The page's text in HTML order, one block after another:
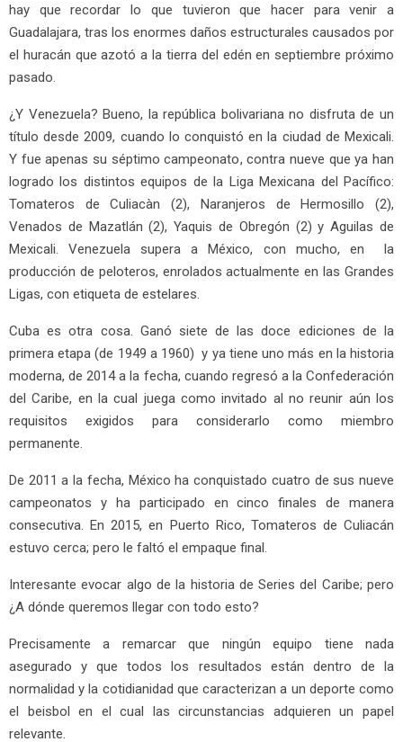
hay que recordar lo que tuvieron que hacer para venir a
Guadalajara, tras los enormes daños estructurales causados por
el huracán que azotó a la tierra del edén en septiembre próximo
pasado.
¿Y Venezuela? Bueno, la república bolivariana no disfruta de un
título desde 2009, cuando lo conquistó en la ciudad de Mexicali.
Y fue apenas su séptimo campeonato, contra nueve que ya han
logrado los distintos equipos de la Liga Mexicana del Pacífico:
Tomateros de Culiacàn (2), Naranjeros de Hermosillo (2),
Venados de Mazatlán (2), Yaquis de Obregón (2) y Aguilas de
Mexicali. Venezuela supera a México, con mucho, en la
producción de peloteros, enrolados actualmente en las Grandes
Ligas, con etiqueta de estelares.
Cuba es otra cosa. Ganó siete de las doce ediciones de la
primera etapa (de 1949 a 1960) y ya tiene uno más en la historia
moderna, de 2014 a la fecha, cuando regresó a la Confederación
del Caribe, en la cual juega como invitado al no reunir aún los
requisitos exigidos para considerarlo como miembro
permanente.
De 2011 a la fecha, México ha conquistado cuatro de sus nueve
campeonatos y ha participado en cinco finales de manera
consecutiva. En 2015, en Puerto Rico, Tomateros de Culiacán
estuvo cerca; pero le faltó el empaque final.
Interesante evocar algo de la historia de Series del Caribe; pero
¿A dónde queremos llegar con todo esto?
Precisamente a remarcar que ningún equipo tiene nada
asegurado y que todos los resultados están dentro de la
normalidad y la cotidianidad que caracterizan a un deporte como
el beisbol en el cual las circunstancias adquieren un papel
relevante.